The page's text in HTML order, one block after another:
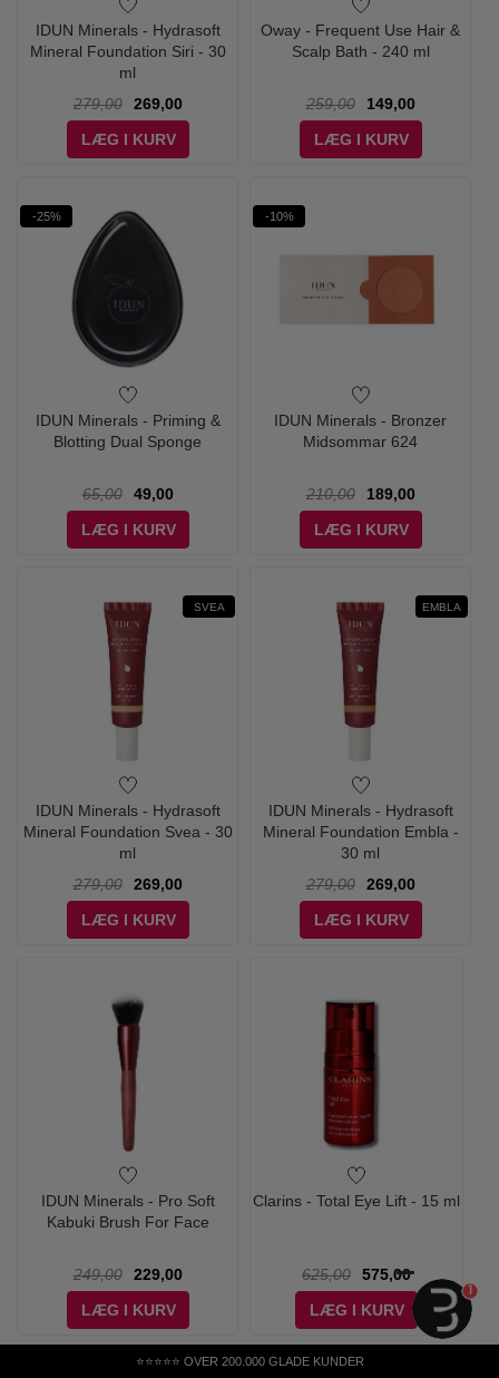
⭐⭐⭐⭐⭐ OVER 200.000 GLADE KUNDER
IDUN Minerals - Hydrasoft
Mineral Foundation Siri - 30
ml
279,00
269,00
LÆG I KURV
Oway - Frequent Use Hair &
Scalp Bath - 240 ml
259,00
149,00
LÆG I KURV
-25%
IDUN Minerals - Priming &
Blotting Dual Sponge
65,00
49,00
LÆG I KURV
-10%
IDUN Minerals - Bronzer
Midsommar 624
210,00
189,00
LÆG I KURV
SVEA
IDUN Minerals - Hydrasoft
Mineral Foundation Svea - 30
ml
279,00
269,00
LÆG I KURV
EMBLA
IDUN Minerals - Hydrasoft
Mineral Foundation Embla -
30 ml
279,00
269,00
LÆG I KURV
IDUN Minerals - Pro Soft
Kabuki Brush For Face
249,00
229,00
LÆG I KURV
Clarins - Total Eye Lift - 15 ml
625,00
575,00
LÆG I KURV
1